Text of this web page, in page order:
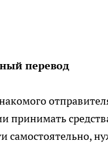
перевод
принимать
самостоятельно,